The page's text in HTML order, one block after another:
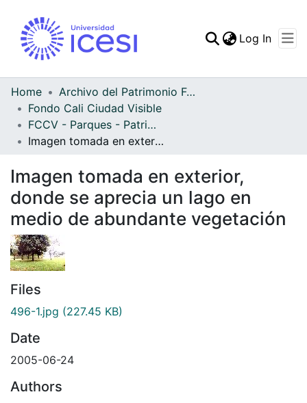
Log In
Home
Archivo del Patrimonio Fotográfico y Fílmico del Valle del Cauca
Fondo Cali Ciudad Visible
FCCV - Parques - Patrimonial
Imagen tomada en exterior, donde se aprecia un lago en medio de abundante vegetación
Imagen tomada en exterior,
donde se aprecia un lago en
medio de abundante vegetación
Files
496-1.jpg (227.45 KB)
Date
2005-06-24
Authors